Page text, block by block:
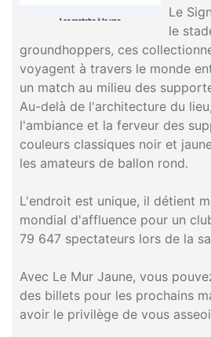
Le
le
groundhoppers, ces
voyagent à travers le monde
un match au milieu des
Au-delà de l'architecture du
l'ambiance et la ferveur des
couleurs classiques noir et
les amateurs de ballon rond.
L'endroit est unique, il détient
mondial d'affluence pour un
79 647 spectateurs lors de la
Avec Le Mur Jaune, vous
des billets pour les prochains
avoir le privilège de vous